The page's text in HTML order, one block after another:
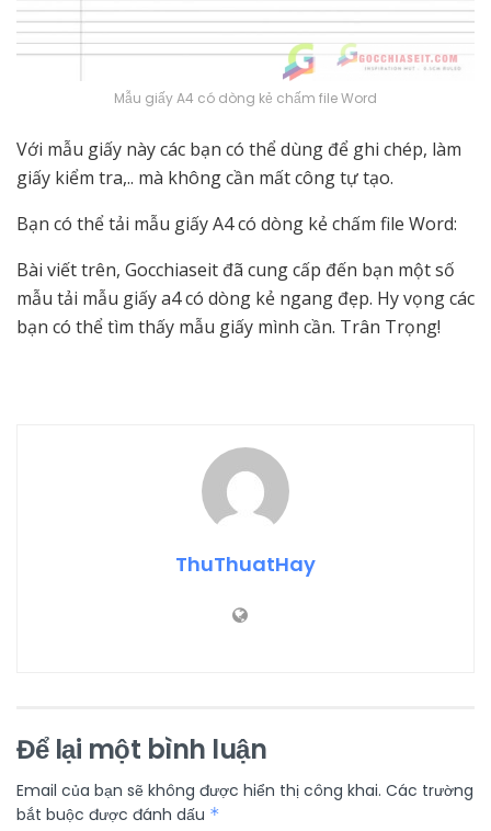
Mẫu giấy A4 có dòng kẻ chấm file Word
Với mẫu giấy này các bạn có thể dùng để ghi chép, làm
giấy kiểm tra,.. mà không cần mất công tự tạo.
Bạn có thể tải mẫu giấy A4 có dòng kẻ chấm file Word:
Bài viết trên, Gocchiaseit đã cung cấp đến bạn một số
mẫu tải mẫu giấy a4 có dòng kẻ ngang đẹp. Hy vọng các
bạn có thể tìm thấy mẫu giấy mình cần. Trân Trọng!
ThuThuatHay
Để lại một bình luận
Email của bạn sẽ không được hiển thị công khai. Các trường
bắt buộc được đánh dấu *